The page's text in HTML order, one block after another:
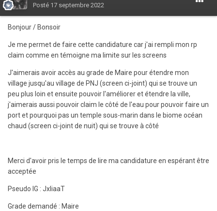
Posté 17 septembre 2022
Bonjour / Bonsoir
Je me permet de faire cette candidature car j'ai rempli mon rp
claim comme en témoigne ma limite sur les screens
J'aimerais avoir accès au grade de Maire pour étendre mon
village jusqu'au village de PNJ (screen ci-joint) qui se trouve un
peu plus loin et ensuite pouvoir l'améliorer et étendre la ville,
j'aimerais aussi pouvoir claim le côté de l'eau pour pouvoir faire un
port et pourquoi pas un temple sous-marin dans le biome océan
chaud (screen ci-joint de nuit) qui se trouve à côté
Merci d'avoir pris le temps de lire ma candidature en espérant être
acceptée
Pseudo IG : JxliaaT
Grade demandé : Maire